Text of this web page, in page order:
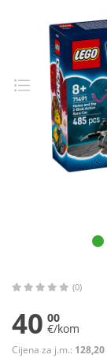
(0)
40 00
€/kom
Cijena za j.m.: